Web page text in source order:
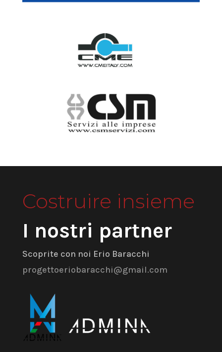
Costruire insieme
I nostri partner
Scoprite con noi Erio Baracchi
progettoeriobaracchi@gmail.com